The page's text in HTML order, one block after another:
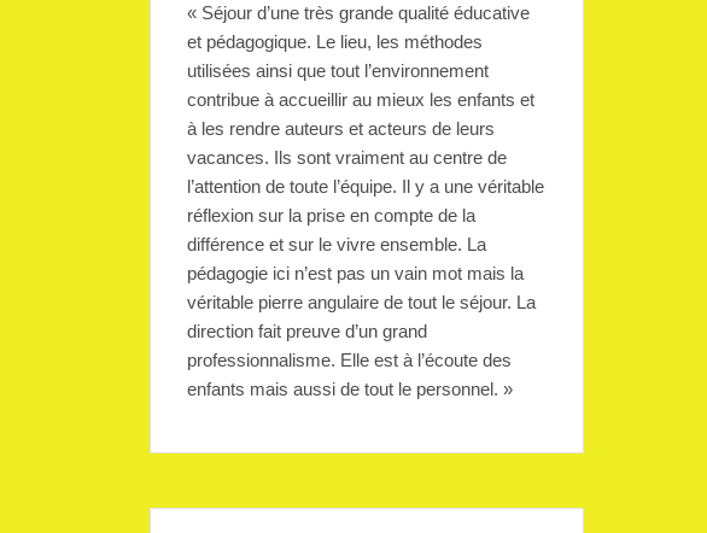
« Séjour d’une très grande qualité éducative
et pédagogique. Le lieu, les méthodes
utilisées ainsi que tout l’environnement
contribue à accueillir au mieux les enfants et
à les rendre auteurs et acteurs de leurs
vacances. Ils sont vraiment au centre de
l’attention de toute l’équipe. Il y a une véritable
réflexion sur la prise en compte de la
différence et sur le vivre ensemble. La
pédagogie ici n’est pas un vain mot mais la
véritable pierre angulaire de tout le séjour. La
direction fait preuve d’un grand
professionnalisme. Elle est à l’écoute des
enfants mais aussi de tout le personnel. »